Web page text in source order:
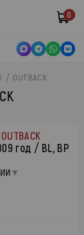
0
OUTBACK
год / BL, BP